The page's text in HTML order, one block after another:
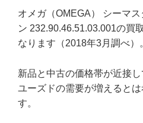
オメガ（OMEGA） シーマ
ン 232.90.46.51.03.001の買
なります（2018年3月調べ）
新品と中古の価格帯が近接
ユーズドの需要が増えると
す。